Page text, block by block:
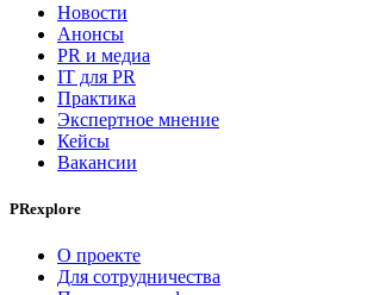
Новости
Анонсы
PR и медиа
IT для PR
Практика
Экспертное мнение
Кейсы
Вакансии
PRexplore
О проекте
Для сотрудничества